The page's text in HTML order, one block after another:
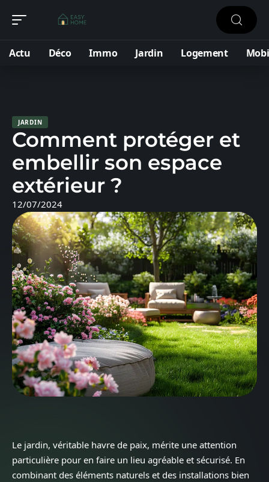
Actu Déco Immo Jardin Logement
JARDIN
Comment protéger et
embellir son espace
extérieur ?
12/07/2024
Le jardin, véritable havre de paix, mérite une attention
particulière pour en faire un lieu agréable et sécurisé. En
combinant des éléments naturels et des installations bien